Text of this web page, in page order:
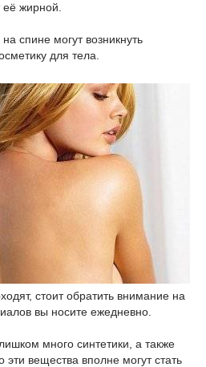
жирной.
спине могут возникнуть
для тела.
стоит обратить внимание на
вы носите ежедневно.
много синтетики, а также
эти вещества вполне могут стать